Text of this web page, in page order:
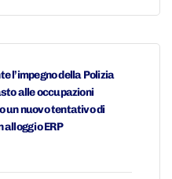
l’impegno della Polizia
alle occupazioni
un nuovo tentativo di
alloggio ERP